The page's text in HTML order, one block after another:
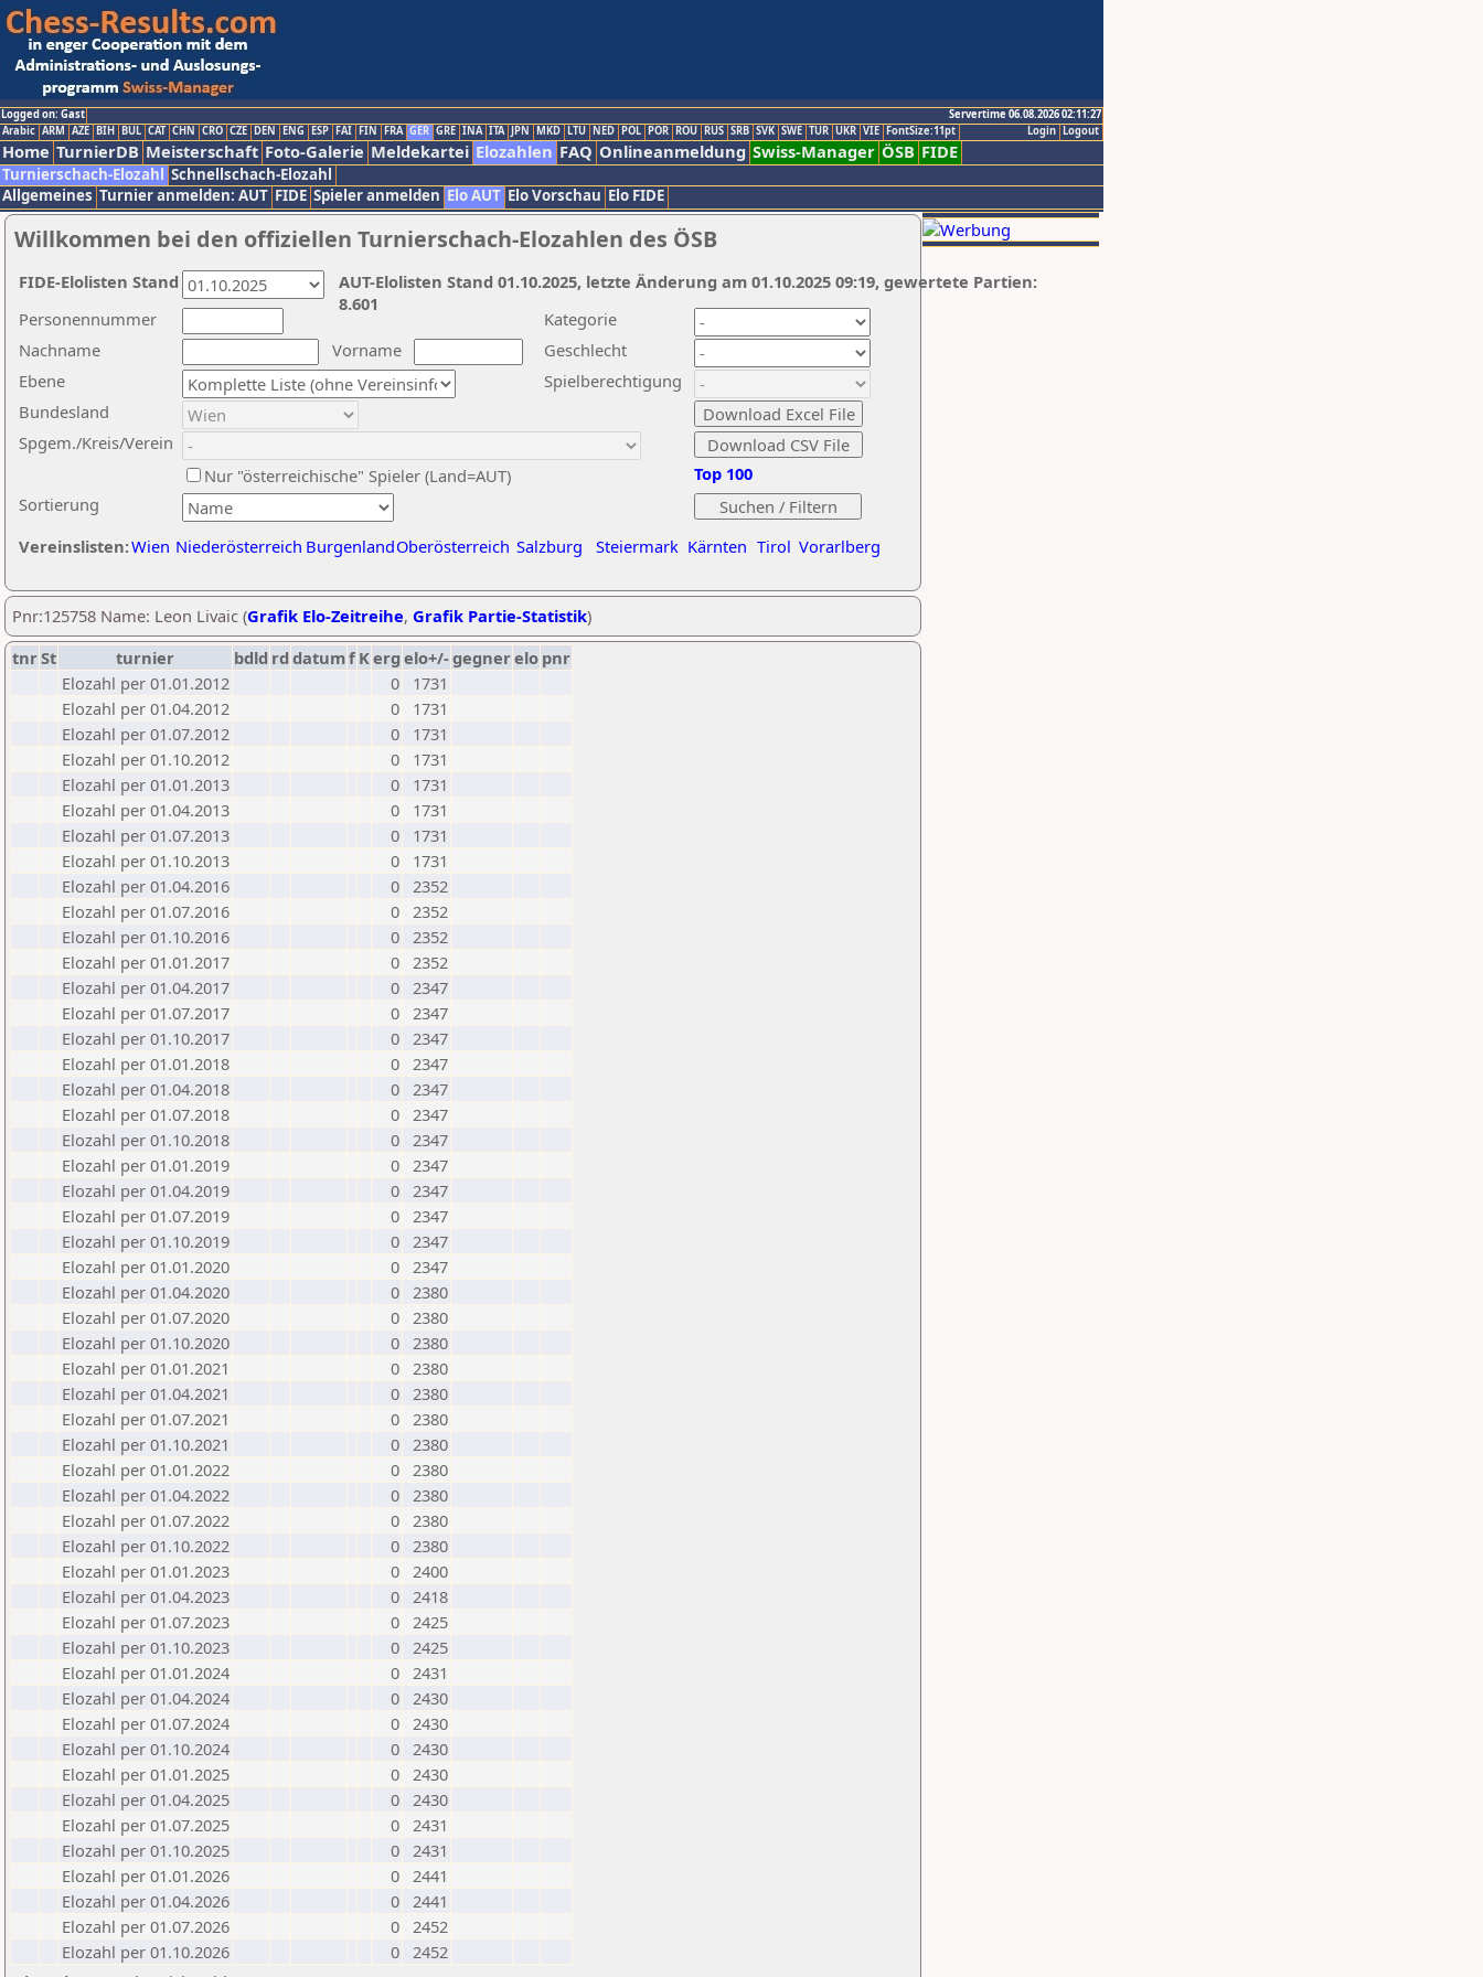
Logged on: Gast
Servertime 06.08.2026 02:11:27
Logout
Login
Arabic ARM AZE BIH BUL CAT CHN CRO CZE DEN ENG ESP FAI FIN FRA GER GRE INA ITA JPN MKD LTU NED POL POR ROU RUS SRB SVK SWE TUR UKR VIE FontSize:11pt
Home TurnierDB Meisterschaft Foto-Galerie Meldekartei Elozahlen FAQ Onlineanmeldung Swiss-Manager ÖSB FIDE
Turnierschach-Elozahl Schnellschach-Elozahl
Allgemeines Turnier anmelden: AUT FIDE Spieler anmelden Elo AUT Elo Vorschau Elo FIDE
Willkommen bei den offiziellen Turnierschach-Elozahlen des ÖSB
Nachname
Vorname
Ebene
Kategorie
Sortierung
Personennummer
Bundesland
Spgem./Kreis/Verein
Geschlecht
Nur "österreichische" Spieler (Land=AUT)
Spielberechtigung
Vereinslisten:Wien Niederösterreich BurgenlandOberösterreich Salzburg Steiermark Kärnten Tirol Vorarlberg
Top 100
AUT-Elolisten Stand 01.10.2025, letzte Änderung am 01.10.2025 09:19, gewertete Partien:
8.601
FIDE-Elolisten Stand
Pnr:125758 Name: Leon Livaic (Grafik Elo-Zeitreihe, Grafik Partie-Statistik)
tnrSt turnier bdld rd datumf Kerg elo+/-gegnerelo pnr
Elozahl per 01.01.2012
0
1731
Elozahl per 01.04.2012
0
1731
Elozahl per 01.07.2012
0
1731
Elozahl per 01.10.2012
0
1731
Elozahl per 01.01.2013
0
1731
Elozahl per 01.04.2013
0
1731
Elozahl per 01.07.2013
0
1731
Elozahl per 01.10.2013
0
1731
Elozahl per 01.04.2016
0 2352
Elozahl per 01.07.2016
0 2352
Elozahl per 01.10.2016
0 2352
Elozahl per 01.01.2017
0 2352
Elozahl per 01.04.2017
0 2347
Elozahl per 01.07.2017
0 2347
Elozahl per 01.10.2017
0 2347
Elozahl per 01.01.2018
0 2347
Elozahl per 01.04.2018
0 2347
Elozahl per 01.07.2018
0 2347
Elozahl per 01.10.2018
0 2347
Elozahl per 01.01.2019
0 2347
Elozahl per 01.04.2019
0 2347
Elozahl per 01.07.2019
0 2347
Elozahl per 01.10.2019
0 2347
Elozahl per 01.01.2020
0 2347
Elozahl per 01.04.2020
0 2380
Elozahl per 01.07.2020
0 2380
Elozahl per 01.10.2020
0 2380
Elozahl per 01.01.2021
0 2380
Elozahl per 01.04.2021
0 2380
Elozahl per 01.07.2021
0 2380
Elozahl per 01.10.2021
0 2380
Elozahl per 01.01.2022
0 2380
Elozahl per 01.04.2022
0 2380
Elozahl per 01.07.2022
0 2380
Elozahl per 01.10.2022
0 2380
Elozahl per 01.01.2023
0 2400
Elozahl per 01.04.2023
0 2418
Elozahl per 01.07.2023
0 2425
Elozahl per 01.10.2023
0 2425
Elozahl per 01.01.2024
0 2431
Elozahl per 01.04.2024
0 2430
Elozahl per 01.07.2024
0 2430
Elozahl per 01.10.2024
0 2430
Elozahl per 01.01.2025
0 2430
Elozahl per 01.04.2025
0 2430
Elozahl per 01.07.2025
0 2431
Elozahl per 01.10.2025
0 2431
Elozahl per 01.01.2026
0 2441
Elozahl per 01.04.2026
0 2441
Elozahl per 01.07.2026
0 2452
Elozahl per 01.10.2026
0 2452